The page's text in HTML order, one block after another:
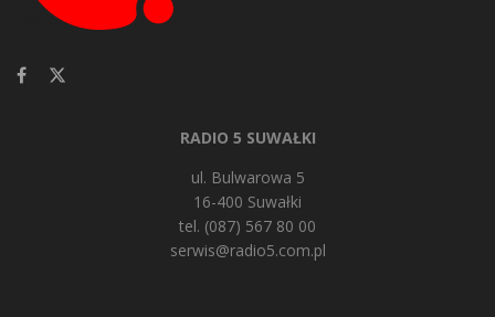
RADIO 5 SUWAŁKI
ul. Bulwarowa 5
16-400 Suwałki
tel. (087) 567 80 00
serwis@radio5.com.pl